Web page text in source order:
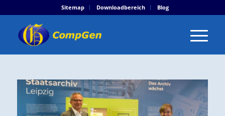
Sitemap Downloadbereich Blog